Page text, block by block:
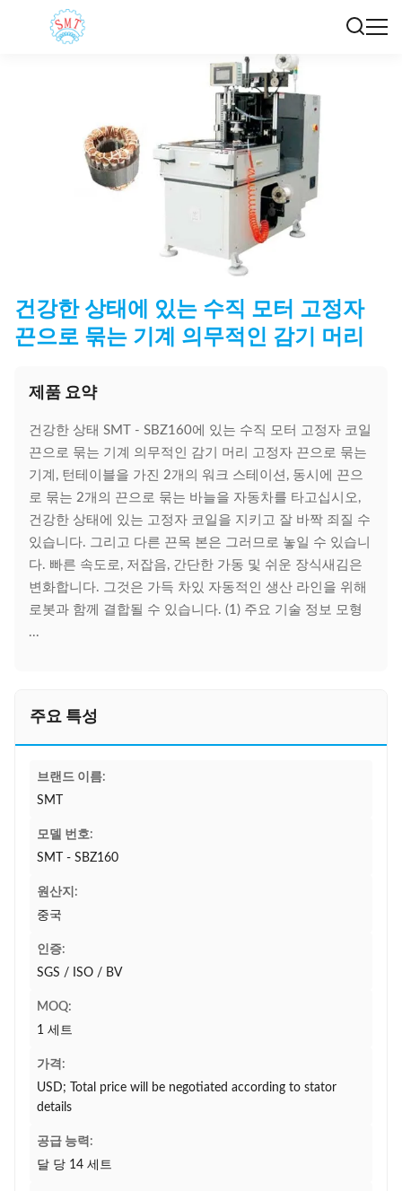
건강한 상태에 있는 수직 모터 고정자
끈으로 묶는 기계 의무적인 감기 머리
제품 요약
건강한 상태 SMT - SBZ160에 있는 수직 모터 고정자 코일
끈으로 묶는 기계 의무적인 감기 머리 고정자 끈으로 묶는
기계, 턴테이블을 가진 2개의 워크 스테이션, 동시에 끈으
로 묶는 2개의 끈으로 묶는 바늘을 자동차를 타고십시오,
건강한 상태에 있는 고정자 코일을 지키고 잘 바짝 죄질 수
있습니다. 그리고 다른 끈목 본은 그러므로 놓일 수 있습니
다. 빠른 속도로, 저잡음, 간단한 가동 및 쉬운 장식새김은
변화합니다. 그것은 가득 차있 자동적인 생산 라인을 위해
로봇과 함께 결합될 수 있습니다. (1) 주요 기술 정보 모형
...
주요 특성
브랜드 이름:
SMT
모델 번호:
SMT - SBZ160
원산지:
중국
인증:
SGS / ISO / BV
MOQ:
1 세트
가격:
USD; Total price will be negotiated according to stator
details
공급 능력:
달 당 14 세트